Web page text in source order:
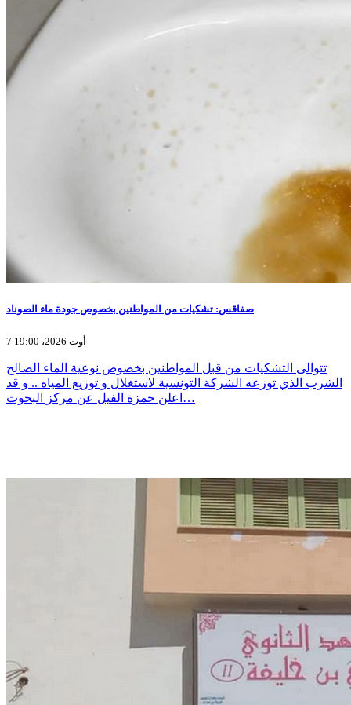
صفاقس: تشكيات من المواطنين بخصوص جودة ماء الصوناد
7 أوت 2026، 19:00
تتوالى التشكيات من قبل المواطنين بخصوص نوعية الماء الصالح
الشرب الذي توزعه الشركة التونسية لاستغلال و توزيع المياه .. و قد
اعلن حمزة الفيل عن مركز البحوث…